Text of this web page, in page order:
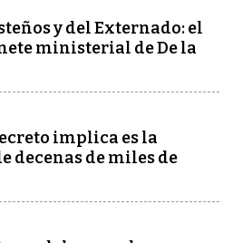
y del Externado: el
ministerial de De la
implica es la
decenas de miles de